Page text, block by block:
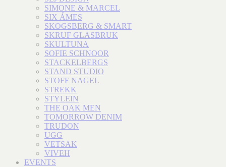
SIMONE & MARCEL
SIX ÁMES
SKOGSBERG & SMART
SKRUF GLASBRUK
SKULTUNA
SOFIE SCHNOOR
STACKELBERGS
STAND STUDIO
STOFF NAGEL
STREKK
STYLEIN
THE OAK MEN
TOMORROW DENIM
TRUDON
UGG
VETSAK
VIVEH
EVENTS